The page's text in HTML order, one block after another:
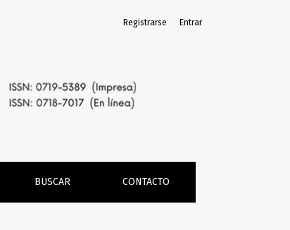
BUSCAR CONTACTO
Registrarse Entrar